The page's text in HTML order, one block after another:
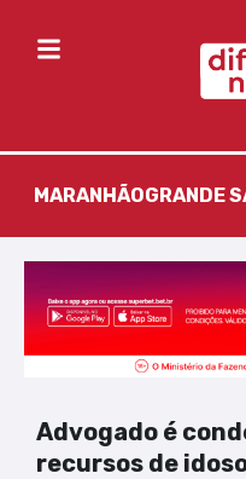
MARANHÃOGRANDE
Advogado é
recursos de